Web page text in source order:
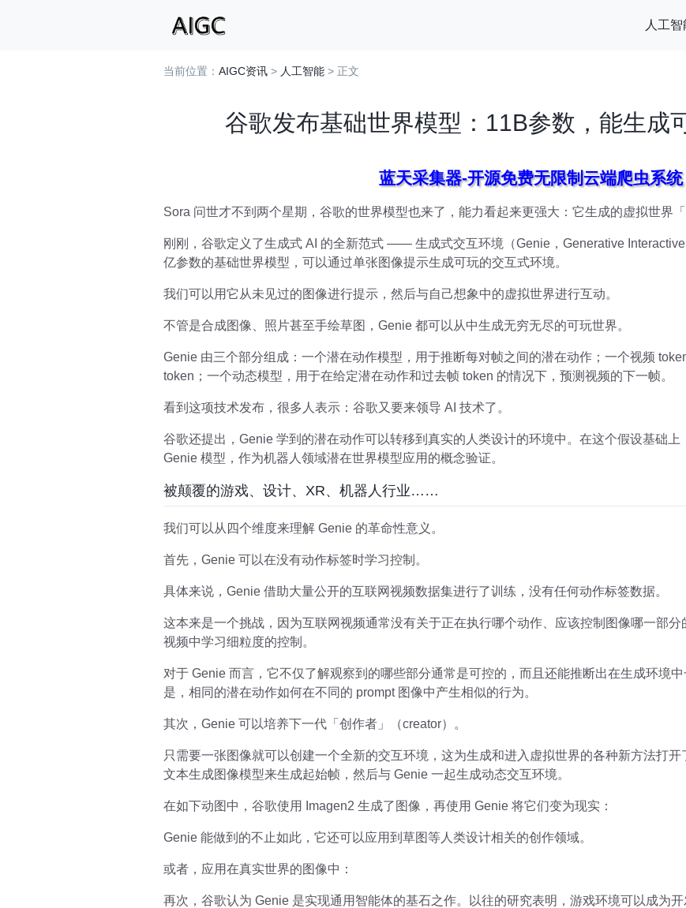
人工智
当前位置： AIGC资讯 > 人工智能 > 正文
谷歌发布基础世界模型：11B参数，能生成
蓝天采集器-开源免费无限制云端爬虫系统
Sora 问世才不到两个星期，谷歌的世界模型也来了，能力看起来更强大：它生成的虚拟世界「
刚刚，谷歌定义了生成式 AI 的全新范式 —— 生成式交互环境（Genie，Generative
亿参数的基础世界模型，可以通过单张图像提示生成可玩的交互式环境。
我们可以用它从未见过的图像进行提示，然后与自己想象中的虚拟世界进行互动。
不管是合成图像、照片甚至手绘草图，Genie 都可以从中生成无穷无尽的可玩世界。
Genie 由三个部分组成：一个潜在动作模型，用于推断每对帧之间的潜在动作；一个视频
token；一个动态模型，用于在给定潜在动作和过去帧 token 的情况下，预测视频的下一帧。
看到这项技术发布，很多人表示：谷歌又要来领导 AI 技术了。
谷歌还提出，Genie 学到的潜在动作可以转移到真实的人类设计的环境中。在这个假设基础
Genie 模型，作为机器人领域潜在世界模型应用的概念验证。
被颠覆的游戏、设计、XR、机器人行业……
我们可以从四个维度来理解 Genie 的革命性意义。
首先，Genie 可以在没有动作标签时学习控制。
具体来说，Genie 借助大量公开的互联网视频数据集进行了训练，没有任何动作标签数据。
这本来是一个挑战，因为互联网视频通常没有关于正在执行哪个动作、应该控制图像哪一部
视频中学习细粒度的控制。
对于 Genie 而言，它不仅了解观察到的哪些部分通常是可控的，而且还能推断出在生成环境
是，相同的潜在动作如何在不同的 prompt 图像中产生相似的行为。
其次，Genie 可以培养下一代「创作者」（creator）。
只需要一张图像就可以创建一个全新的交互环境，这为生成和进入虚拟世界的各种新方法打
文本生成图像模型来生成起始帧，然后与 Genie 一起生成动态交互环境。
在如下动图中，谷歌使用 Imagen2 生成了图像，再使用 Genie 将它们变为现实：
Genie 能做到的不止如此，它还可以应用到草图等人类设计相关的创作领域。
或者，应用在真实世界的图像中：
再次，谷歌认为 Genie 是实现通用智能体的基石之作。以往的研究表明，游戏环境可以成为